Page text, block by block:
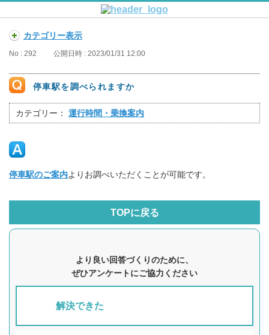
カテゴリー表示
No : 292 公開日時 : 2023/01/31 12:00
停車駅を調べられますか
カテゴリー： 運行時間・乗換案内
停車駅のご案内よりお調べいただくことが可能です。
TOPに戻る
より良い回答づくりのために、
ぜひアンケートにご協力ください
解決できた